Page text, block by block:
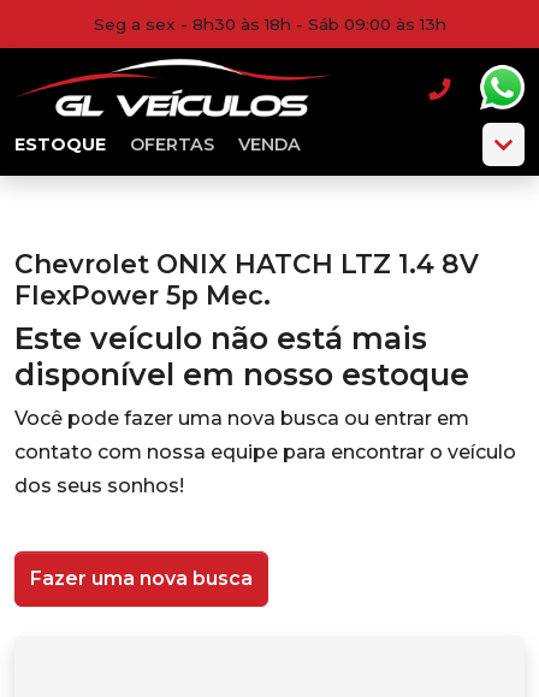
Seg a sex - 8h30 às 18h - Sáb 09:00 às 13h
ESTOQUE OFERTAS VENDA
Chevrolet ONIX HATCH LTZ 1.4 8V
FlexPower 5p Mec.
Este veículo não está mais
disponível em nosso estoque
Você pode fazer uma nova busca ou entrar em
contato com nossa equipe para encontrar o veículo
dos seus sonhos!
Fazer uma nova busca